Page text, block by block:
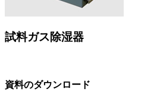
試料ガス除湿器
資料のダウンロード